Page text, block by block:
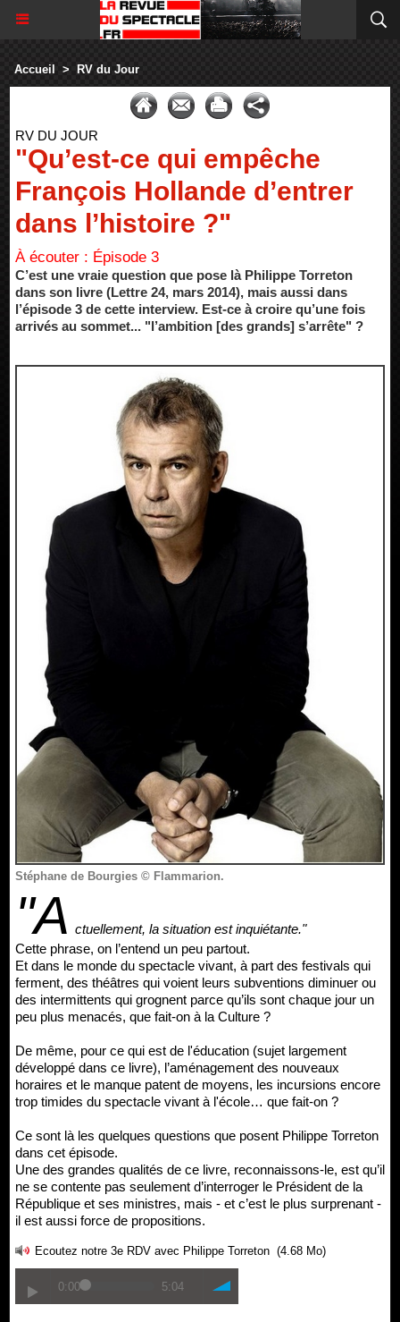
Accueil > RV du Jour
RV DU JOUR
"Qu’est-ce qui empêche
François Hollande d’entrer
dans l’histoire ?"
À écouter : Épisode 3
C’est une vraie question que pose là Philippe Torreton
dans son livre (Lettre 24, mars 2014), mais aussi dans
l’épisode 3 de cette interview. Est-ce à croire qu’une fois
arrivés au sommet... "l’ambition [des grands] s’arrête" ?
Stéphane de Bourgies © Flammarion.
"A ctuellement, la situation est inquiétante."
Cette phrase, on l’entend un peu partout.
Et dans le monde du spectacle vivant, à part des festivals qui
ferment, des théâtres qui voient leurs subventions diminuer ou
des intermittents qui grognent parce qu’ils sont chaque jour un
peu plus menacés, que fait-on à la Culture ?
De même, pour ce qui est de l'éducation (sujet largement
développé dans ce livre), l’aménagement des nouveaux
horaires et le manque patent de moyens, les incursions encore
trop timides du spectacle vivant à l'école… que fait-on ?
Ce sont là les quelques questions que posent Philippe Torreton
dans cet épisode.
Une des grandes qualités de ce livre, reconnaissons-le, est qu’il
ne se contente pas seulement d’interroger le Président de la
République et ses ministres, mais - et c’est le plus surprenant -
il est aussi force de propositions.
Ecoutez notre 3e RDV avec Philippe Torreton (4.68 Mo)
0:00 5:04